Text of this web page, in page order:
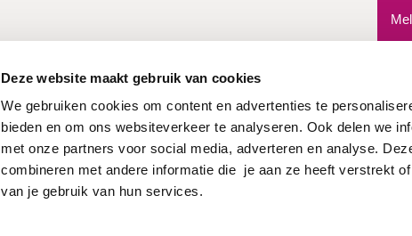
Deze website maakt gebruik van cookies
We gebruiken cookies om content en advertenties te
bieden en om ons websiteverkeer te analyseren. Ook delen we
met onze partners voor social media, adverteren en analyse.
combineren met andere informatie die je aan ze heeft verstrekt
van je gebruik van hun services.